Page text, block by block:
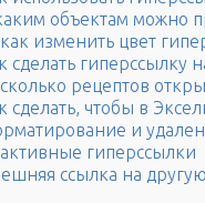
объектам можно
изменить цвет
сделать гиперссылку
рецептов
сделать, чтобы в
и
гиперссылки
ссылка на